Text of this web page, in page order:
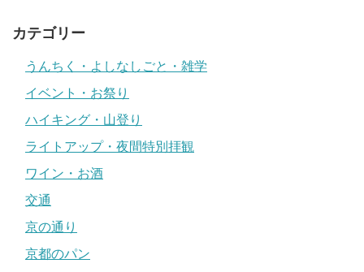
カテゴリー
うんちく・よしなしごと・雑学
イベント・お祭り
ハイキング・山登り
ライトアップ・夜間特別拝観
ワイン・お酒
交通
京の通り
京都のパン